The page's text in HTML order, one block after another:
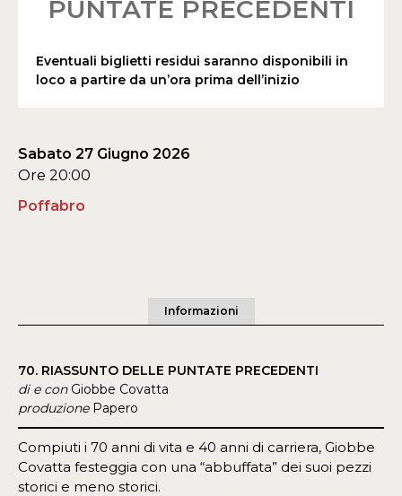
PUNTATE PRECEDENTI
Eventuali biglietti residui saranno disponibili in
loco a partire da un’ora prima dell’inizio
Sabato 27 Giugno 2026
Ore 20:00
Poffabro
Informazioni
70. RIASSUNTO DELLE PUNTATE PRECEDENTI
di e conGiobbe Covatta
produzionePapero
Compiuti i 70 anni di vita e 40 anni di carriera, Giobbe
Covatta festeggia con una “abbuffata” dei suoi pezzi
storici e meno storici.